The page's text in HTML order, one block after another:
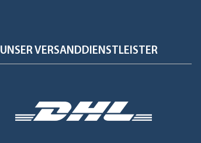
UNSER VERSANDDIENSTLEISTER